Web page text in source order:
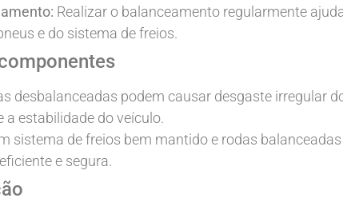
Realizar o balanceamento regularmente
e do sistema de freios.
desbalanceadas podem causar desgaste irregular
a estabilidade do veículo.
sistema de freios bem mantido e rodas
e segura.